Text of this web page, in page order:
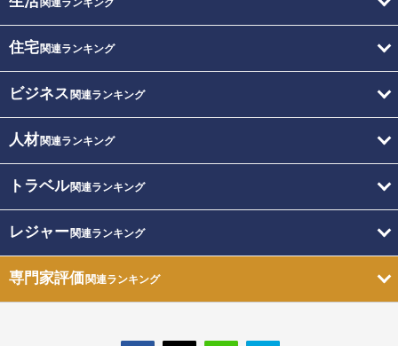
住宅関連ランキング
ビジネス 関連ランキング
人材関連ランキング
トラベル関連ランキング
レジャー関連ランキング
専門家評価関連ランキング